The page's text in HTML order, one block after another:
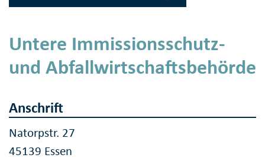
Untere Immissionsschutz-
und Abfallwirtschaftsbehörde
Anschrift
Natorpstr. 27
45139 Essen